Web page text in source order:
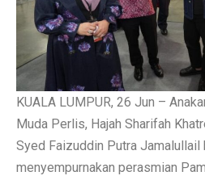
KUALA LUMPUR, 26 Jun –
Muda Perlis, Hajah Sharifah
Syed Faizuddin Putra Jamalullail
menyempurnakan perasmian